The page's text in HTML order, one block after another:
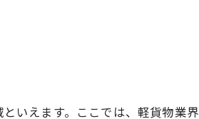
いえます。ここでは、軽貨物業